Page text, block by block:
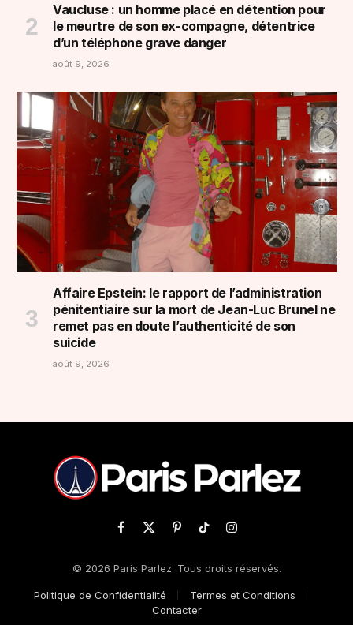
Vaucluse : un homme placé en détention pour
le meurtre de son ex-compagne, détentrice
d’un téléphone grave danger
août 9, 2026
Affaire Epstein: le rapport de l’administration
pénitentiaire sur la mort de Jean-Luc Brunel ne
remet pas en doute l’authenticité de son
suicide
août 9, 2026
Facebook
X
PinterestTikTokInstagram
© 2026 Paris Parlez. Tous droits réservés.
Politique de Confidentialité
Termes et Conditions
Contacter